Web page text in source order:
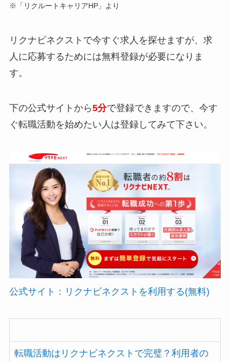
※「リクルートキャリアHP」より
リクナビネクストで今すぐ求人を探せますが、求
人に応募するためには無料登録が必要になりま
す。
下の公式サイトから5分で登録できますので、今す
ぐ転職活動を始めたい人は登録してみて下さい。
公式サイト：リクナビネクストを利用する(無料)
転職活動はリクナビネクストで完璧？利用者の